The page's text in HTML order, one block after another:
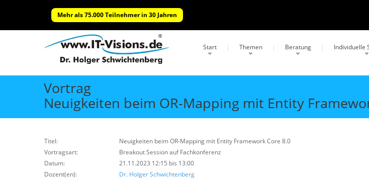
Mehr als 75.000 Teilnehmer in 30 Jahren
Start Themen Beratung Individuelle
Vortrag
Neuigkeiten beim OR-Mapping mit Entity
Titel:
Neuigkeiten beim OR-Mapping mit Entity Framework Core 8.0
Vortragsart:
Breakout Session auf Fachkonferenz
Datum:
21.11.2023 12:15 bis 13:00
Dozent(en):
Dr. Holger Schwichtenberg